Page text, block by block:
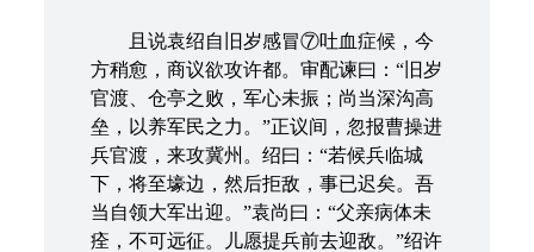
且说袁绍自旧岁感冒⑦吐血症候，今
方稍愈，商议欲攻许都。审配谏曰：“旧岁
官渡、仓亭之败，军心未振；尚当深沟高
垒，以养军民之力。”正议间，忽报曹操进
兵官渡，来攻冀州。绍曰：“若候兵临城
下，将至壕边，然后拒敌，事已迟矣。吾
当自领大军出迎。”袁尚曰：“父亲病体未
痊，不可远征。儿愿提兵前去迎敌。”绍许